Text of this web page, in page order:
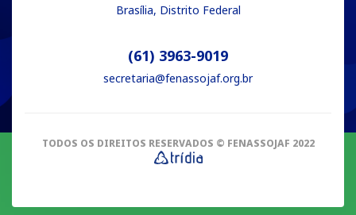
Brasília, Distrito Federal
(61) 3963-9019
secretaria@fenassojaf.org.br
TODOS OS DIREITOS RESERVADOS © FENASSOJAF 2022